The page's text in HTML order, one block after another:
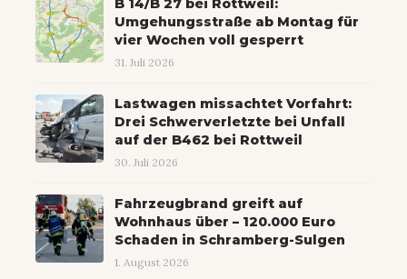
B 14/B 27 bei Rottweil:
Umgehungsstraße ab Montag für
vier Wochen voll gesperrt
31. Juli 2026
Lastwagen missachtet Vorfahrt:
Drei Schwerverletzte bei Unfall
auf der B462 bei Rottweil
30. Juli 2026
Fahrzeugbrand greift auf
Wohnhaus über – 120.000 Euro
Schaden in Schramberg-Sulgen
1. August 2026